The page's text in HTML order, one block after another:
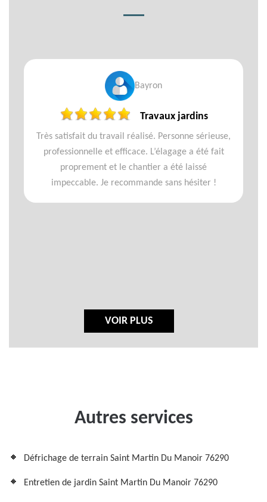
Bayron
Travaux jardins
Très satisfait du travail réalisé. Personne sérieuse,
professionnelle et efficace. L’élagage a été fait
proprement et le chantier a été laissé
impeccable. Je recommande sans hésiter !
VOIR PLUS
Autres services
Défrichage de terrain Saint Martin Du Manoir 76290
Entretien de jardin Saint Martin Du Manoir 76290